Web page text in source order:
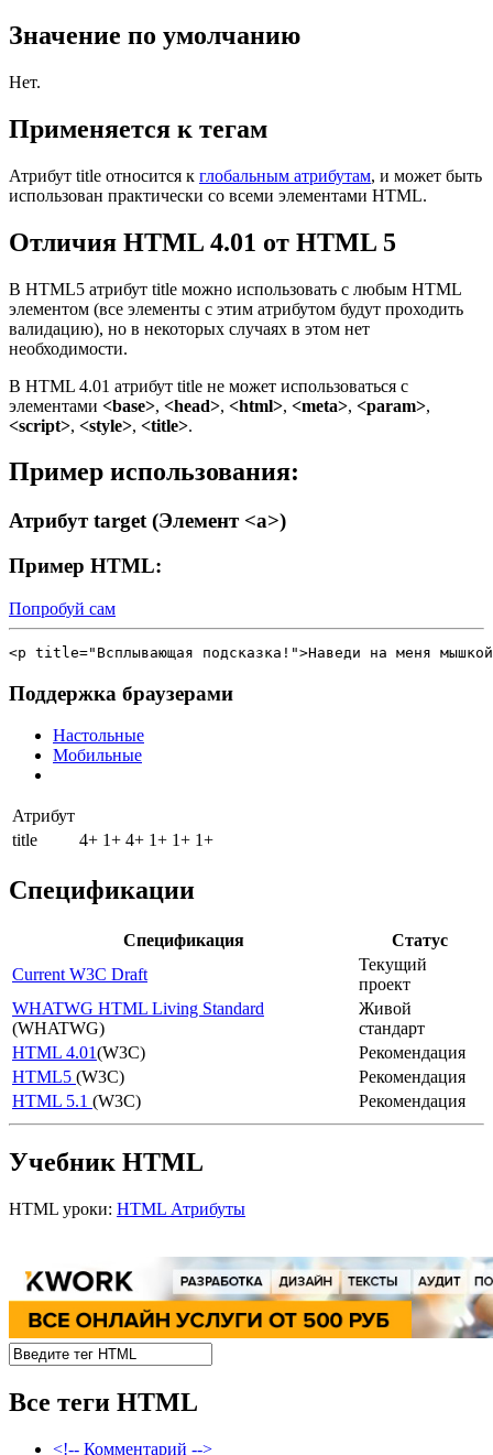
Значение по умолчанию
Нет.
Применяется к тегам
Атрибут title относится к глобальным атрибутам, и может быть
использован практически со всеми элементами HTML.
Отличия HTML 4.01 от HTML 5
В HTML5 атрибут title можно использовать с любым HTML
элементом (все элементы с этим атрибутом будут проходить
валидацию), но в некоторых случаях в этом нет
необходимости.
В HTML 4.01 атрибут title не может использоваться с
элементами <base>, <head>, <html>, <meta>, <param>,
<script>, <style>, <title>.
Пример использования:
Атрибут target (Элемент <a>)
Пример HTML:
Попробуй сам
<p title="Всплывающая подсказка!">Наведи на меня
Поддержка браузерами
Настольные
Мобильные
Атрибут
title
4+ 1+ 4+ 1+ 1+ 1+
Спецификации
Спецификация
Статус
Current W3C Draft
Текущий
проект
WHATWG HTML Living Standard
(WHATWG)
Живой
стандарт
HTML 4.01(W3C)
Рекомендация
HTML5 (W3C)
Рекомендация
HTML 5.1 (W3C) Рекомендация
Учебник HTML
HTML уроки: HTML Атрибуты
Все теги HTML
<!-- Комментарий -->